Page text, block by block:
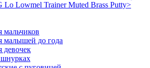
Lowmel Trainer Muted Brass Putty>
мальчиков
малышей до года
девочек